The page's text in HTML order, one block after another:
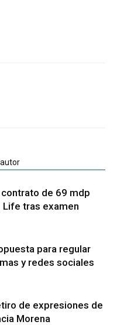
de 69 mdp
tras examen
para regular
y redes sociales
de expresiones de
Morena